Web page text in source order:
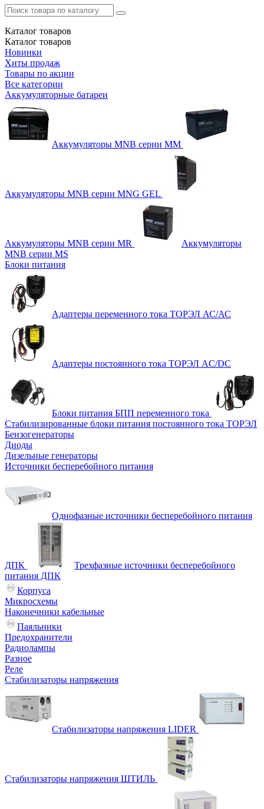
Каталог товаров
Каталог товаров
Новинки
Хиты продаж
Товары по акции
Все категории
Аккумуляторные батареи
Аккумуляторы MNB серии MM
Аккумуляторы MNB серии MNG GEL
Аккумуляторы MNB серии MR
Аккумуляторы
MNB серии MS
Блоки питания
Адаптеры переменного тока ТОРЭЛ АС/АС
Адаптеры постоянного тока ТОРЭЛ AC/DC
Блоки питания БПП переменного тока
Стабилизированные блоки питания постоянного тока ТОРЭЛ
Бензогенераторы
Диоды
Дизельные генераторы
Источники бесперебойного питания
Однофазные источники бесперебойного питания
ДПК
Трехфазные источники бесперебойного
питания ДПК
Корпуса
Микросхемы
Наконечники кабельные
Паяльники
Предохранители
Радиолампы
Разное
Реле
Стабилизаторы напряжения
Стабилизаторы напряжения LIDER
Стабилизаторы напряжения ШТИЛЬ